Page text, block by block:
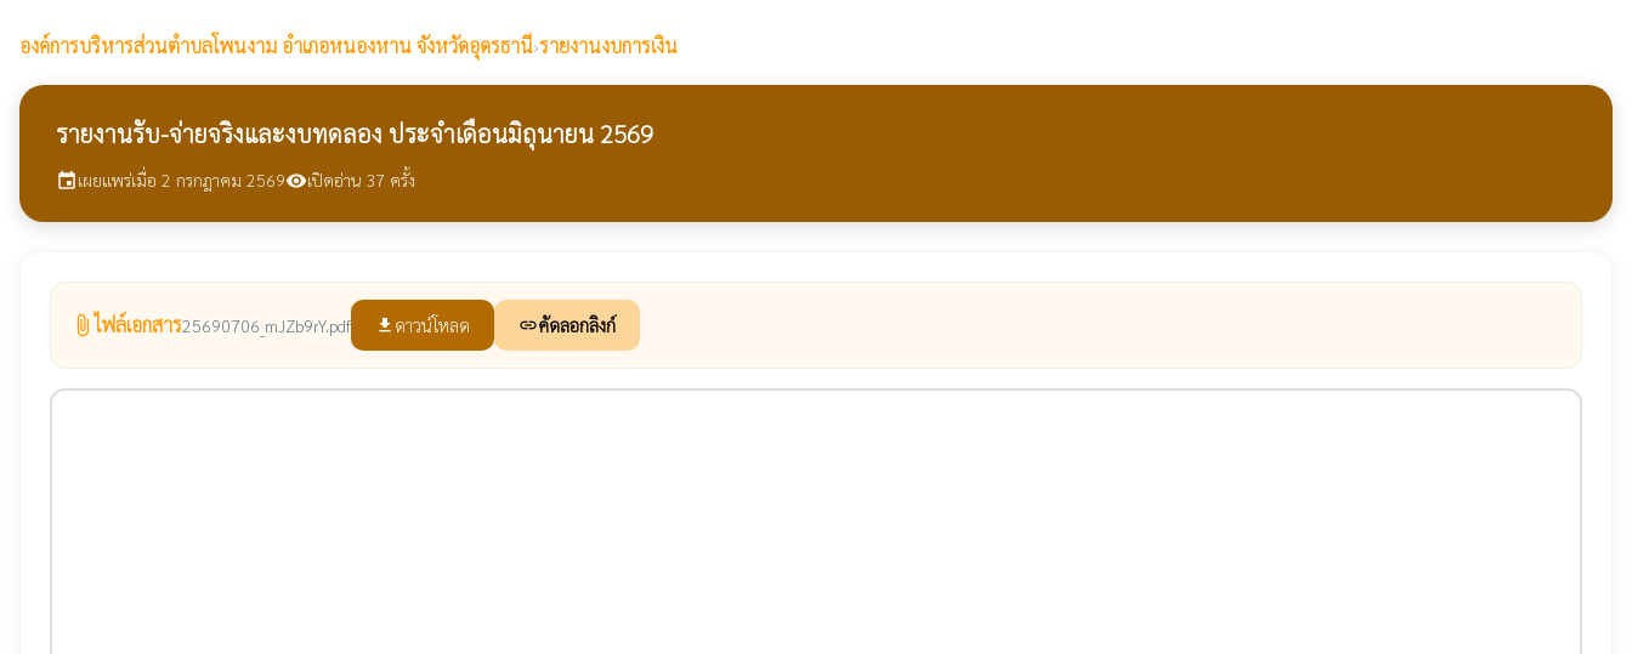
องค์การบริหารส่วนตำบลโพนงาม อำเภอหนองหาน จังหวัดอุดรธานี›รายงานงบการเงิน
รายงานรับ-จ่ายจริงและงบทดลอง ประจำเดือนมิถุนายน 2569
eventเผยแพร่เมื่อ 2 กรกฎาคม 2569visibilityเปิดอ่าน 37 ครั้ง
attach_file ไฟล์เอกสาร25690706_mJZb9rY.pdf file_download ดาวน์โหลด linkคัดลอกลิงก์